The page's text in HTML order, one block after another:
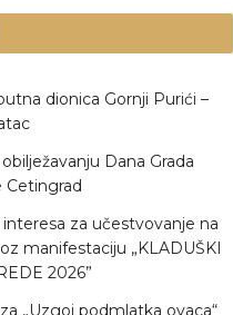
dionica Gornji Purići –
Dana Grada
Cetingrad
za učestvovanje na
manifestaciju „KLADUŠKI
2026”
„Uzgoj podmlatka ovaca“